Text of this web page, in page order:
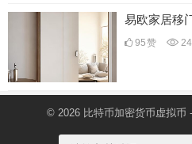
易欧家居移
95赞
© 2026 比特币加密货币虚拟币